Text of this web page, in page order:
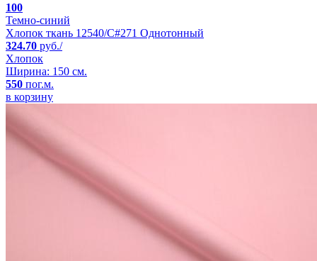
100
Темно-синий
Хлопок ткань 12540/C#271 Однотонный
324.70 руб./
Хлопок
Ширина: 150 см.
550 пог.м.
в корзину